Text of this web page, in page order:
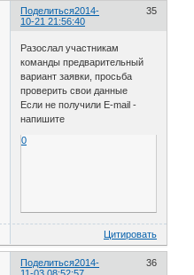
Поделиться 35
2014-
10-21 21:56:40
Разослал участникам
команды предварительный
вариант заявки, просьба
проверить свои данные
Если не получили E-mail -
напишите
0
Цитировать
Поделиться 36
2014-